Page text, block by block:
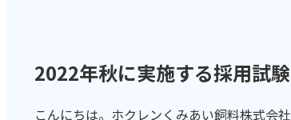
2022年秋に実施する採用試
こんにちは。ホクレンくみあい飼料株式会社